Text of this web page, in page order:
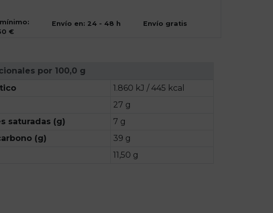
€
Envío en: 24 - 48 h Envío gratis
por 100,0 g
1.860 kJ / 445 kcal
27 g
saturadas (g)
7 g
(g)
39 g
11,50 g